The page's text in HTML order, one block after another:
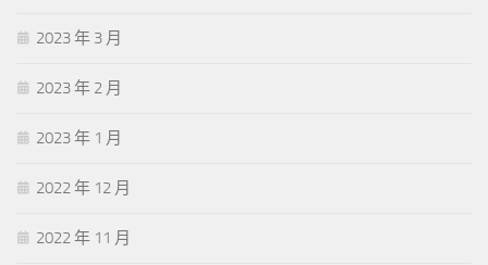
2023 年 3 月
2023 年 2 月
2023 年 1 月
2022 年 12 月
2022 年 11 月